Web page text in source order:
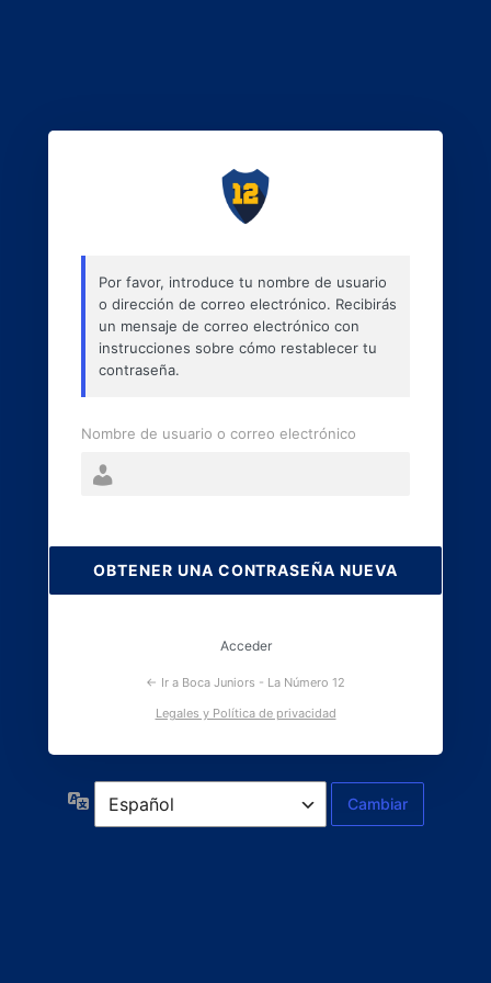
perdida
Por favor, introduce tu nombre de usuario
o dirección de correo electrónico. Recibirás
un mensaje de correo electrónico con
instrucciones sobre cómo restablecer tu
contraseña.
Nombre de usuario o correo electrónico
Acceder
← Ir a Boca Juniors - La Número 12
Legales y Política de privacidad
Idioma